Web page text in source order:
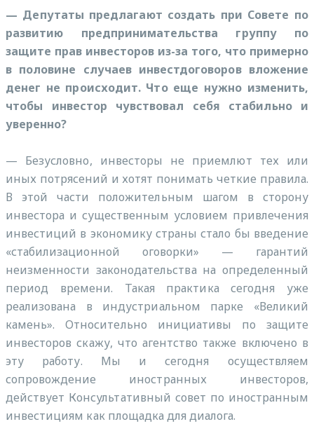
— Депутаты предлагают создать при Совете по
развитию предпринимательства группу по
защите прав инвесторов из-за того, что примерно
в половине случаев инвестдоговоров вложение
денег не происходит. Что еще нужно изменить,
чтобы инвестор чувствовал себя стабильно и
уверенно?
— Безусловно, инвесторы не приемлют тех или
иных потрясений и хотят понимать четкие правила.
В этой части положительным шагом в сторону
инвестора и существенным условием привлечения
инвестиций в экономику страны стало бы введение
«стабилизационной оговорки» — гарантий
неизменности законодательства на определенный
период времени. Такая практика сегодня уже
реализована в индустриальном парке «Великий
камень». Относительно инициативы по защите
инвесторов скажу, что агентство также включено в
эту работу. Мы и сегодня осуществляем
сопровождение иностранных инвесторов,
действует Консультативный совет по иностранным
инвестициям как площадка для диалога.